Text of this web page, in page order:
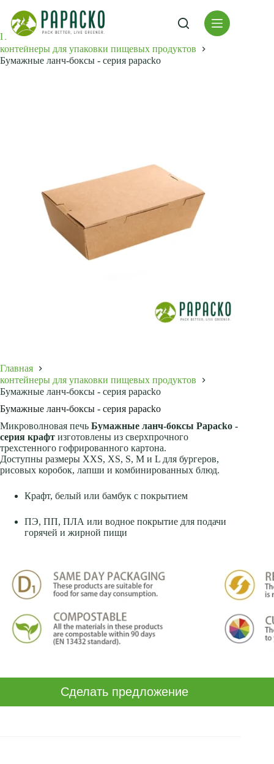
содержанию
Главная
контейнеры для упаковки пищевых продуктов
Бумажные ланч-боксы - серия papacko
Главная
контейнеры для упаковки пищевых продуктов
Бумажные ланч-боксы - серия papacko
Бумажные ланч-боксы - серия papacko
Микроволновая печь Бумажные ланч-боксы Papacko -
серия крафт изготовлены из сверхпрочного
трехстенного гофрированного картона.
Доступны размеры XXS, XS, S, M и L для бургеров,
рисовых коробок, лапши и комбинированных блюд.
Крафт, белый или бамбук с покрытием
ПЭ, ПП, ПЛА или водное покрытие для подачи
горячей и жирной пищи
Сделать предложение